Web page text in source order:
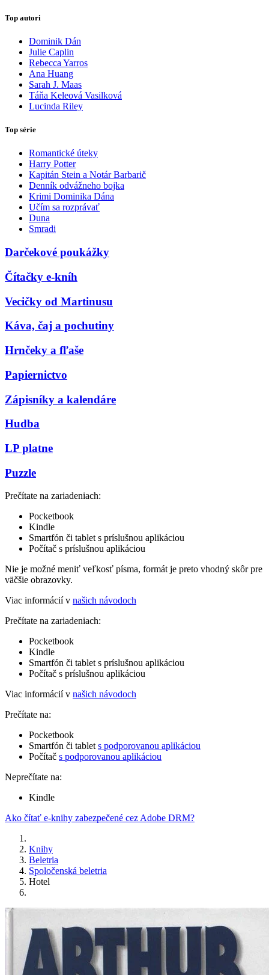
Top autori
Dominik Dán
Julie Caplin
Rebecca Yarros
Ana Huang
Sarah J. Maas
Táňa Keleová Vasilková
Lucinda Riley
Top série
Romantické úteky
Harry Potter
Kapitán Stein a Notár Barbarič
Denník odvážneho bojka
Krimi Dominika Dána
Učím sa rozprávať
Duna
Smradi
Darčekové poukážky
Čítačky e-kníh
Vecičky od Martinusu
Káva, čaj a pochutiny
Hrnčeky a fľaše
Papiernictvo
Zápisníky a kalendáre
Hudba
LP platne
Puzzle
Prečítate na zariadeniach:
Pocketbook
Kindle
Smartfón či tablet s príslušnou aplikáciou
Počítač s príslušnou aplikáciou
Nie je možné meniť veľkosť písma, formát je preto vhodný skôr pre
väčšie obrazovky.
Viac informácií v našich návodoch
Prečítate na zariadeniach:
Pocketbook
Kindle
Smartfón či tablet s príslušnou aplikáciou
Počítač s príslušnou aplikáciou
Viac informácií v našich návodoch
Prečítate na:
Pocketbook
Smartfón či tablet s podporovanou aplikáciou
Počítač s podporovanou aplikáciou
Neprečítate na:
Kindle
Ako čítať e-knihy zabezpečené cez Adobe DRM?
Knihy
Beletria
Spoločenská beletria
Hotel